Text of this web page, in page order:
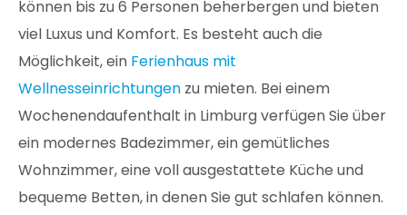
können bis zu 6 Personen beherbergen und bieten
viel Luxus und Komfort. Es besteht auch die
Möglichkeit, ein Ferienhaus mit
Wellnesseinrichtungen zu mieten. Bei einem
Wochenendaufenthalt in Limburg verfügen Sie über
ein modernes Badezimmer, ein gemütliches
Wohnzimmer, eine voll ausgestattete Küche und
bequeme Betten, in denen Sie gut schlafen können.